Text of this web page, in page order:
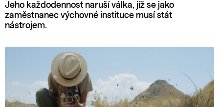
Jeho každodennost naruší válka, jíž se jako
zaměstnanec výchovné instituce musí stát
nástrojem.